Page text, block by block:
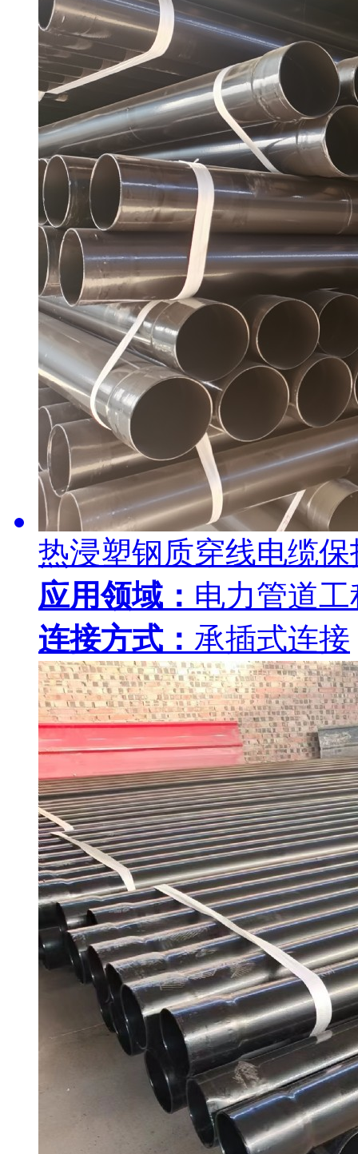
热浸塑钢质穿线电缆保
应用领域： 电力管道工
连接方式： 承插式连接